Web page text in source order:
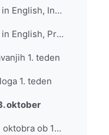
references in English, Induction
references in English, Propositional logic
1. teden
1. teden
oktober
Predavanja 8. oktobra ob 17h, Zoom link